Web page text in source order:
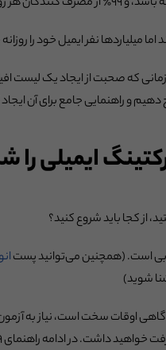
میلیاردها نفر ایمیل خود را
که صحبت از ایجاد یک لیست
دهیم و راهنمایی جامع برای آن
ایمیلی را
از کجا باید شروع کنید؟
است. (همچنین می‌توانید پست
شوید)
مرحله ای ما را برای افیلیت مارکتینگ ایمیلی بخوانید.